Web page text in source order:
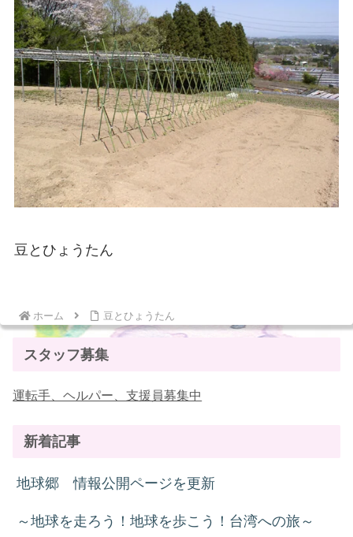
豆とひょうたん
ホーム 豆とひょうたん
スタッフ募集
運転手、ヘルパー、支援員募集中
新着記事
地球郷 情報公開ページを更新
～地球を走ろう！地球を歩こう！台湾への旅～